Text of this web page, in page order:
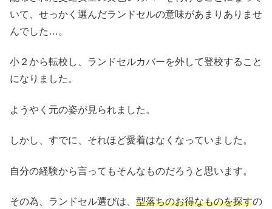
いて、せっかく選んだランドセルの意味があまりありませ
んでした…。
小２から転校し、ランドセルカバーを外して登校すること
になりました。
ようやく元の姿が見られました。
しかし、すでに、それほど愛着はなくなっていました。
自分の経験から言ってもそんなものだろうと思います。
その為、ランドセル選びは、 型落ちのお得なものを探すの